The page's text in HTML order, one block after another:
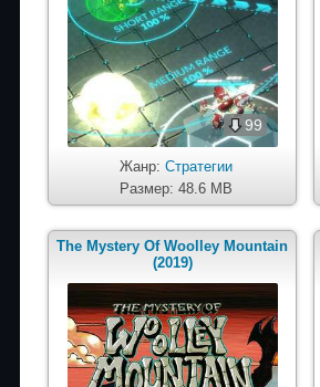
99
Жанр: Стратегии
Размер: 48.6 MB
The Mystery Of Woolley Mountain
(2019)